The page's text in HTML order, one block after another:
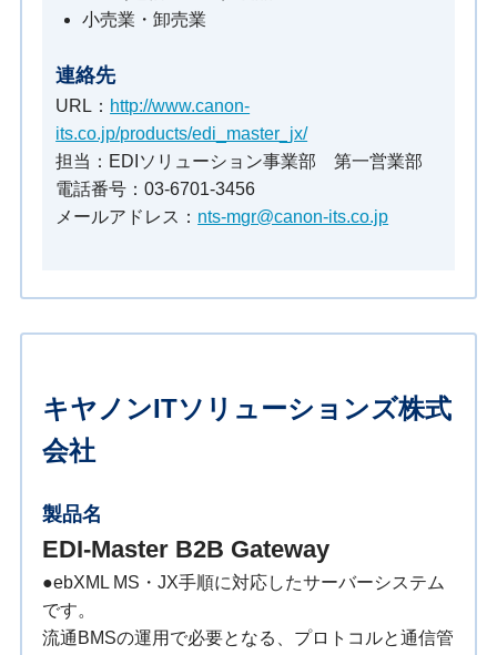
小売業・卸売業
連絡先
URL： http://www.canon-
its.co.jp/products/edi_master_jx/
担当：EDIソリューション事業部 第一営業部
電話番号：03-6701-3456
メールアドレス： nts-mgr@canon-its.co.jp
キヤノンITソリューションズ株式
会社
製品名
EDI-Master B2B Gateway
●ebXML MS・JX手順に対応したサーバーシステム
です。
流通BMSの運用で必要となる、プロトコルと通信管